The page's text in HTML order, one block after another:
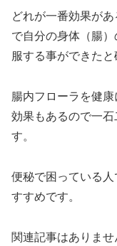
どれが一番効果が
で自分の身体（腸
服する事ができたと
腸内フローラを健
効果もあるので一
す。
便秘で困っている
すすめです。
関連記事はありませ